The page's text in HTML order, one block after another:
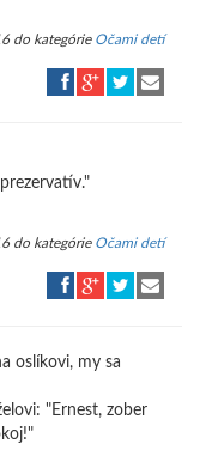
do kategórie Očami detí
do kategórie Očami detí
oslíkovi, my sa
"Ernest, zober